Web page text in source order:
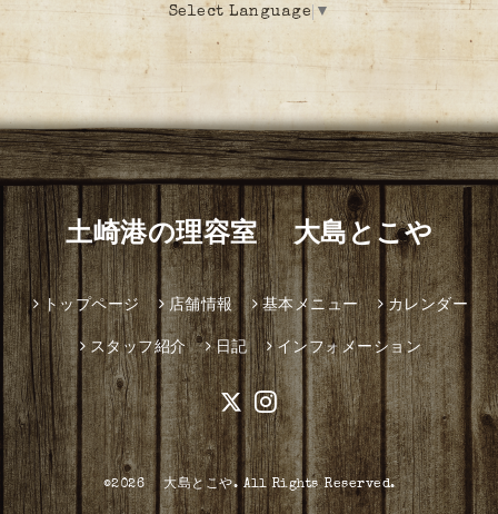
Select Language ▼
土崎港の理容室 大島とこや
トップページ 店舗情報 基本メニュー カレンダー
スタッフ紹介 日記 インフォメーション
©2026大島とこや. All Rights Reserved.